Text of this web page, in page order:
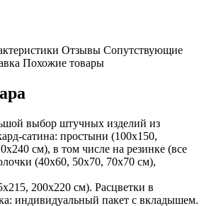
Отзывы Сопутствующие
Похожие товары
выбор штучных изделий из
сатина: простыни (100х150,
см), в том числе на резинке (все
(40х60, 50х70, 70х70 см),
200х220 см). Расцветки в
индивидуальный пакет с вкладышем.